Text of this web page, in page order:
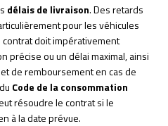
délais de livraison. Des retards
pour les véhicules
doit impérativement
précise ou un délai maximal, ainsi
de remboursement en cas de
Code de la consommation
résoudre le contrat si le
à la date prévue.